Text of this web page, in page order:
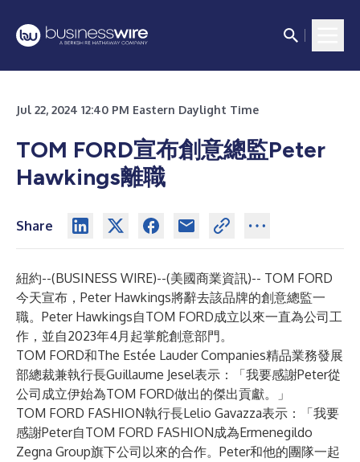
Jul 22, 2024 12:40 PM Eastern Daylight Time
TOM FORD宣布創意總監Peter
Hawkings離職
Share
紐約--(BUSINESS WIRE)--(美國商業資訊)-- TOM FORD
今天宣布，Peter Hawkings將辭去該品牌的創意總監一
職。Peter Hawkings自TOM FORD成立以來一直為公司工
作，並自2023年4月起掌舵創意部門。
TOM FORD和The Estée Lauder Companies精品業務發展
部總裁兼執行長Guillaume Jesel表示：「我要感謝Peter從
公司成立伊始為TOM FORD做出的傑出貢獻。」
TOM FORD FASHION執行長Lelio Gavazza表示：「我要
感謝Peter自TOM FORD FASHION成為Ermenegildo
Zegna Group旗下公司以來的合作。Peter和他的團隊一起